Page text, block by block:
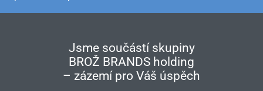
Jsme součástí skupiny
BROŽ BRANDS holding
– zázemí pro Váš úspěch